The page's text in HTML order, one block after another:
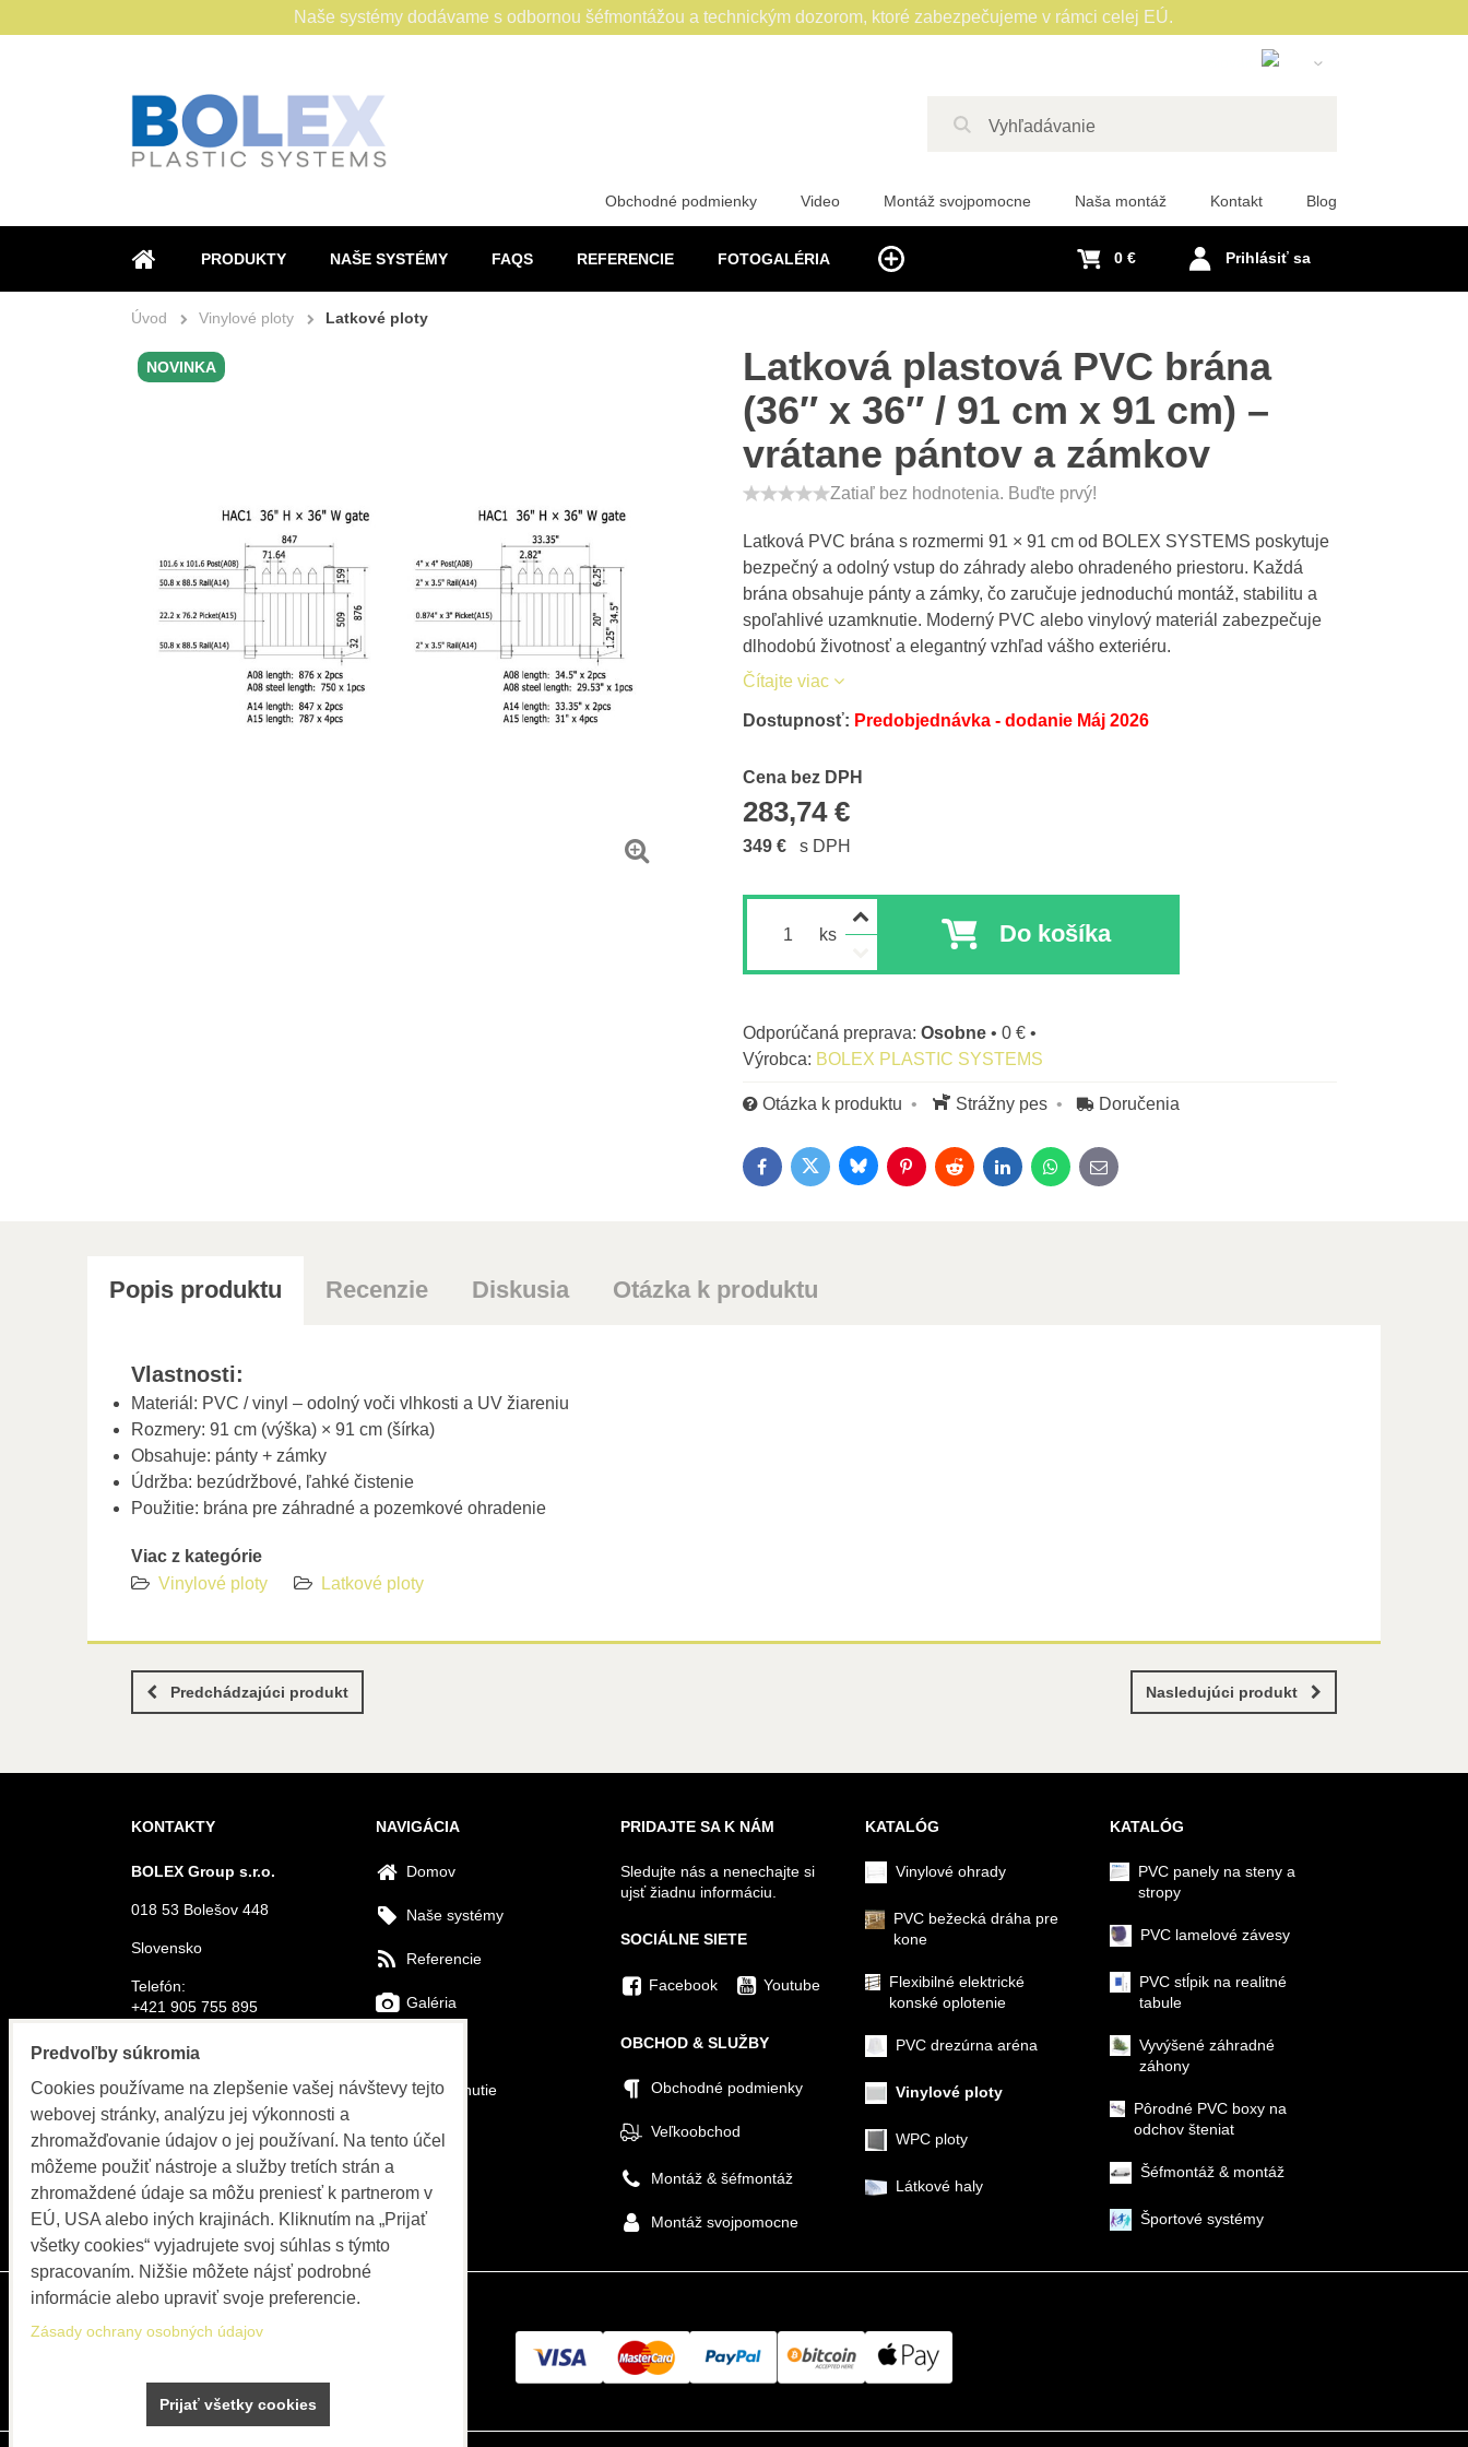
Polish
French
Romanian
Dutch
Swedish
ÚVOD
PRODUKTY NAŠE SYSTÉMY FAQS REFERENCIE FOTOGALÉRIA
Obchodné podmienky Video Montáž svojpomocne Naša montáž Kontakt Blog
Prihlásiť sa
0 €
Naše systémy dodávame s odbornou šéfmontážou a technickým dozorom, ktoré zabezpečujeme v rámci celej EÚ.
Úvod Vinylové ploty Latkové ploty
Latková plastová PVC brána
(36″ x 36″ / 91 cm x 91 cm) –
vrátane pántov a zámkov
Latková PVC brána s rozmermi 91 × 91 cm od BOLEX SYSTEMS poskytuje
bezpečný a odolný vstup do záhrady alebo ohradeného priestoru. Každá
brána obsahuje pánty a zámky, čo zaručuje jednoduchú montáž, stabilitu a
spoľahlivé uzamknutie. Moderný PVC alebo vinylový materiál zabezpečuje
dlhodobú životnosť a elegantný vzhľad vášho exteriéru.
Čítajte viac
Zatiaľ bez hodnotenia. Buďte prvý!
NOVINKA
Dostupnosť: Predobjednávka - dodanie Máj 2026
Cena bez DPH
283,74 €
Cena s DPH
349 € s DPH
ks Do košíka
Osobne • 0 € •
Výrobca: BOLEX PLASTIC SYSTEMS
Otázka k produktu Strážny pes Doručenia
FacebookTwitterBlueskyPinterestRedditLinkedInWhatsApp
E-mail
Popis produktu Recenzie Diskusia Otázka k produktu
Vlastnosti:
Materiál: PVC / vinyl – odolný voči vlhkosti a UV žiareniu
Rozmery: 91 cm (výška) × 91 cm (šírka)
Obsahuje: pánty + zámky
Údržba: bezúdržbové, ľahké čistenie
Použitie: brána pre záhradné a pozemkové ohradenie
Viac z kategórie
Vinylové ploty
Latkové ploty
Predchádzajúci produkt Nasledujúci produkt
KONTAKTY
BOLEX Group s.r.o.
018 53 Bolešov 448
Slovensko
Telefón:
+421 905 755 895
E-mail:
info@bolex-systems.eu
Otváracie hodiny
Objednávky, fakturácia, servis
PO-PIA 8:00 do 15:30
NAVIGÁCIA
Domov
Naše systémy
Referencie
Galéria
Na stiahnutie
Video
Blog
PRIDAJTE SA K NÁM
Sledujte nás a nenechajte si
ujsť žiadnu informáciu.
SOCIÁLNE SIETE
Facebook Youtube
OBCHOD & SLUŽBY
Obchodné podmienky
Veľkoobchod
Montáž & šéfmontáž
Montáž svojpomocne
KATALÓG
Vinylové ohrady
PVC bežecká dráha pre
kone
Flexibilné elektrické
konské oplotenie
PVC drezúrna aréna
Vinylové ploty
WPC ploty
Látkové haly
KATALÓG
PVC panely na steny a
stropy
PVC lamelové závesy
PVC stĺpik na realitné
tabule
Vyvýšené záhradné
záhony
Pôrodné PVC boxy na
odchov šteniat
Šéfmontáž & montáž
Športové systémy
Predvoľby súkromia
Cookies používame na zlepšenie vašej návštevy tejto
webovej stránky, analýzu jej výkonnosti a
zhromažďovanie údajov o jej používaní. Na tento účel
môžeme použiť nástroje a služby tretích strán a
zhromaždené údaje sa môžu preniesť k partnerom v
EÚ, USA alebo iných krajinách. Kliknutím na „Prijať
všetky cookies“ vyjadrujete svoj súhlas s týmto
spracovaním. Nižšie môžete nájsť podrobné
informácie alebo upraviť svoje preferencie.
Zásady ochrany osobných údajov
Prijať všetky cookies